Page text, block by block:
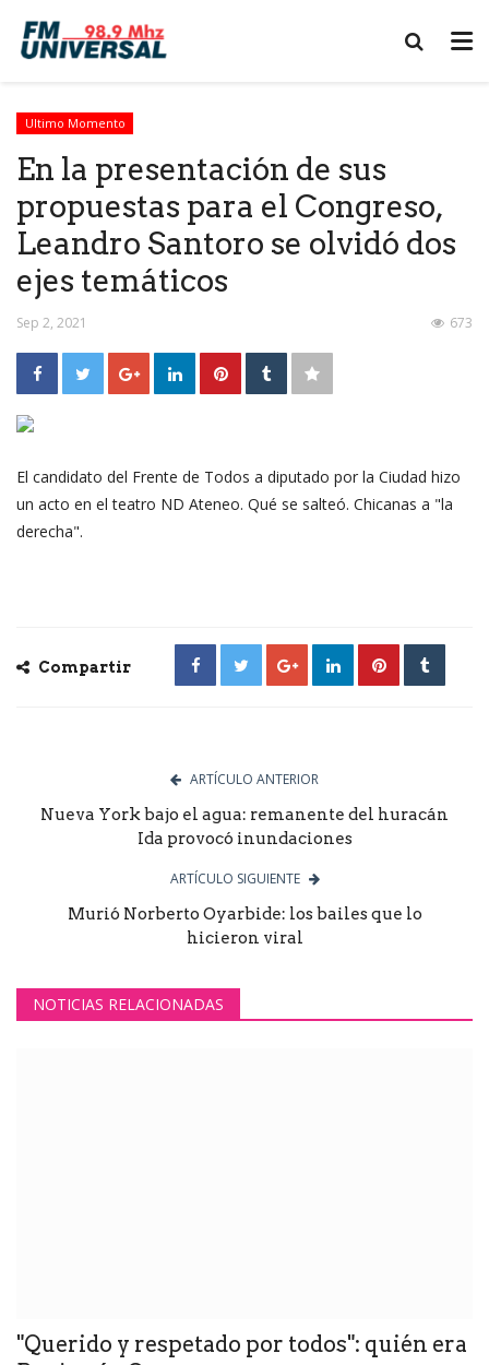
Ultimo Momento
En la presentación de sus
propuestas para el Congreso,
Leandro Santoro se olvidó dos
ejes temáticos
Sep 2, 2021 673
El candidato del Frente de Todos a diputado por la Ciudad hizo
un acto en el teatro ND Ateneo. Qué se salteó. Chicanas a "la
derecha".
Compartir
ARTÍCULO ANTERIOR
Nueva York bajo el agua: remanente del huracán
Ida provocó inundaciones
ARTÍCULO SIGUIENTE
Murió Norberto Oyarbide: los bailes que lo
hicieron viral
NOTICIAS RELACIONADAS
"Querido y respetado por todos": quién era